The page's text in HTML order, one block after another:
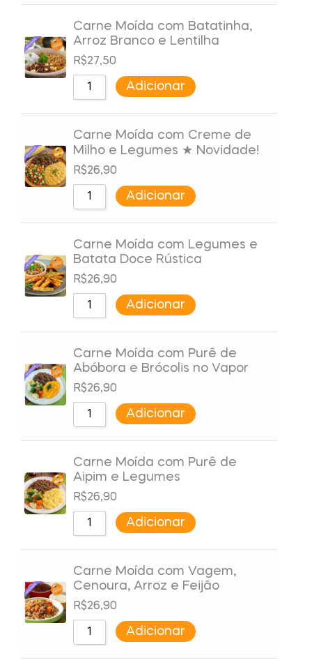
Carne Moída com Batatinha,
Arroz Branco e Lentilha
R$27,50
Adicionar
Carne Moída com Creme de
Milho e Legumes ★ Novidade!
R$26,90
Adicionar
Carne Moída com Legumes e
Batata Doce Rústica
R$26,90
Adicionar
Carne Moída com Purê de
Abóbora e Brócolis no Vapor
R$26,90
Adicionar
Carne Moída com Purê de
Aipim e Legumes
R$26,90
Adicionar
Carne Moída com Vagem,
Cenoura, Arroz e Feijão
R$26,90
Adicionar